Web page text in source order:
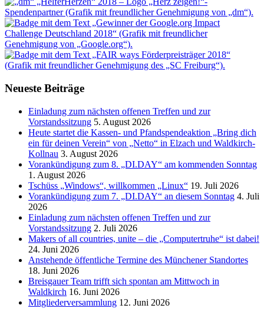
Neueste Beiträge
Einladung zum nächsten offenen Treffen und zur
Vorstandssitzung 5. August 2026
Heute startet die Kassen- und Pfandspendeaktion „Bring dich
ein für deinen Verein“ von „Netto“ in Elzach und Waldkirch-
Kollnau 3. August 2026
Vorankündigung zum 8. „DI.DAY“ am kommenden Sonntag
1. August 2026
Tschüss „Windows“, willkommen „Linux“ 19. Juli 2026
Vorankündigung zum 7. „DI.DAY“ an diesem Sonntag 4. Juli
2026
Einladung zum nächsten offenen Treffen und zur
Vorstandssitzung 2. Juli 2026
Makers of all countries, unite – die „Computertruhe“ ist dabei!
24. Juni 2026
Anstehende öffentliche Termine des Münchener Standortes
18. Juni 2026
Breisgauer Team trifft sich spontan am Mittwoch in
Waldkirch 16. Juni 2026
Mitgliederversammlung 12. Juni 2026